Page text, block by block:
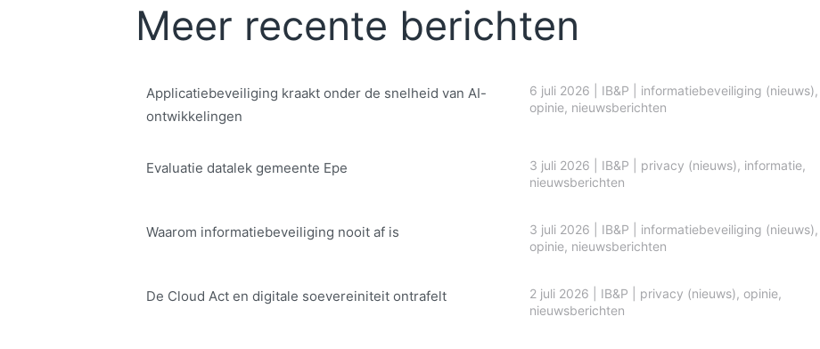
Meer recente berichten
Applicatiebeveiliging kraakt onder de snelheid van AI-
ontwikkelingen
6 juli 2026 IB&P informatiebeveiliging (nieuws),
opinie, nieuwsberichten
Evaluatie datalek gemeente Epe 3 juli 2026 IB&P privacy (nieuws), informatie,
nieuwsberichten
Waarom informatiebeveiliging nooit af is 3 juli 2026 IB&P informatiebeveiliging (nieuws),
opinie, nieuwsberichten
De Cloud Act en digitale soe­ve­rei­ni­teit ontrafelt 2 juli 2026 IB&P privacy (nieuws), opinie,
nieuwsberichten